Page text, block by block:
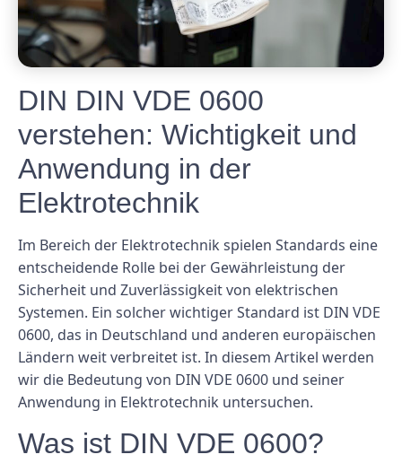
DIN DIN VDE 0600
verstehen: Wichtigkeit und
Anwendung in der
Elektrotechnik
Im Bereich der Elektrotechnik spielen Standards eine
entscheidende Rolle bei der Gewährleistung der
Sicherheit und Zuverlässigkeit von elektrischen
Systemen. Ein solcher wichtiger Standard ist DIN VDE
0600, das in Deutschland und anderen europäischen
Ländern weit verbreitet ist. In diesem Artikel werden
wir die Bedeutung von DIN VDE 0600 und seiner
Anwendung in Elektrotechnik untersuchen.
Was ist DIN VDE 0600?